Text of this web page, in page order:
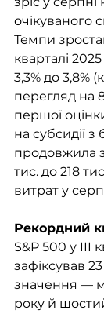
очікуваного
Темпи
кварталі
3,3% до 3,8%
перегляд на
першої
на субсидії з
продовжила
тис. до 218
витрат у
Рекордний
S&P 500 у III
зафіксував
значення —
року й